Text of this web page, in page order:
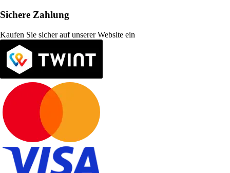
Sichere Zahlung
Kaufen Sie sicher auf unserer Website ein